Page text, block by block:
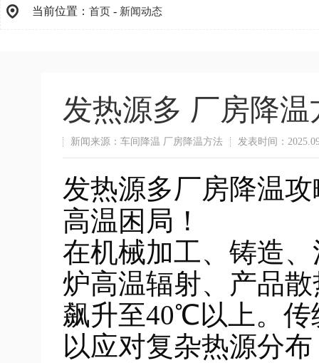
当前位置： 首页 - 新闻动态
发热源多 厂房降温
新闻来源：车间降温 厂房降温方法 发表时间：
发热源多厂房降温
高温困局！
在机械加工、铸造
炉高温辐射、产品
飙升至40℃以上。传
以应对复杂热源分